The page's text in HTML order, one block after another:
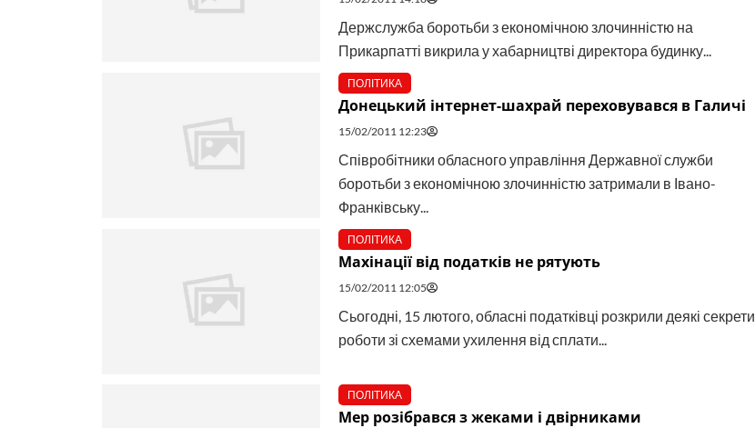
Держслужба боротьби з економічною злочинністю на
Прикарпатті викрила у хабарництві директора будинку...
ПОЛІТИКА
Донецький інтернет-шахрай переховувався в Галичі
15/02/2011 12:23
Співробітники обласного управління Державної служби
боротьби з економічною злочинністю затримали в Івано-
Франківську...
ПОЛІТИКА
Махінації від податків не рятують
15/02/2011 12:05
Сьогодні, 15 лютого, обласні податківці розкрили деякі секрети
роботи зі схемами ухилення від сплати...
ПОЛІТИКА
Мер розібрався з жеками і двірниками